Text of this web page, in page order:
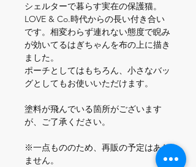
シェルターで暮らす実在の保護猫。
LOVE & Co.時代からの長い付き合い
です。相変わらず連れない態度で睨み
が効いてるはぎちゃんを布の上に描き
ました。
ポーチとしてはもちろん、小さなバッ
グとしてもお使いいただけます。
塗料が飛んでいる箇所がございます
が、ご了承ください。
※一点もののため、再販の予定はあり
ません。